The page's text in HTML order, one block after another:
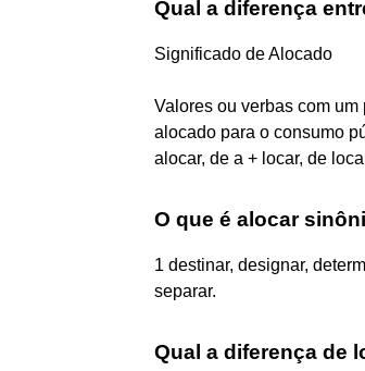
Qual a diferença
Significado de Alocado
Valores ou verbas com
alocado para o consumo
alocar, de a + locar, de
O que é alocar
1 destinar, designar,
separar.
Qual a diferença de